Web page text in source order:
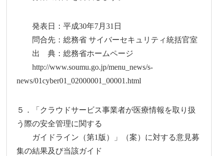
発表日：平成30年7月31日
問合先：総務省 サイバーセキュリティ統括官室
出 典：総務省ホームページ
http://www.soumu.go.jp/menu_news/s-
news/01cyber01_02000001_00001.html
５．「クラウドサービス事業者が医療情報を取り扱
う際の安全管理に関する
ガイドライン（第1版）」（案）に対する意見募
集の結果及び当該ガイド